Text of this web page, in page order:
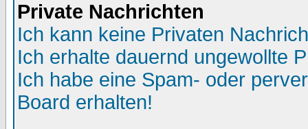
Private Nachrichten
Ich kann keine Privaten
Ich erhalte dauernd ungewollte
Ich habe eine Spam- oder
Board erhalten!